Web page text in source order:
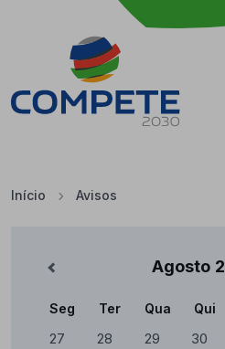
Saltar para o conteúdo principal
Início Avisos
Agosto
Calendário
Seg Ter Qua Qui
27 28 29 30